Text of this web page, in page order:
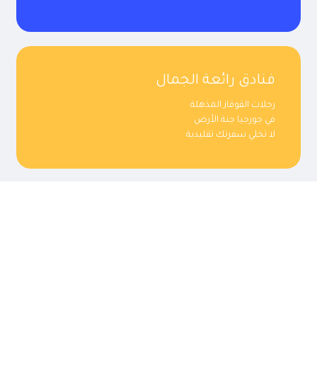
فنادق رائعة الجمال
رحلات القوقاز المذهلة
في جورجيا جنة الأرض
لا تخلي سفرتك تقليدية